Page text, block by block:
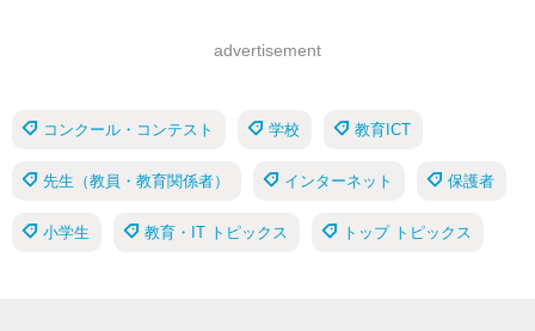
advertisement
コンクール・コンテスト 学校 教育ICT
先生（教員・教育関係者） インターネット 保護者
小学生 教育・IT トピックス トップ トピックス